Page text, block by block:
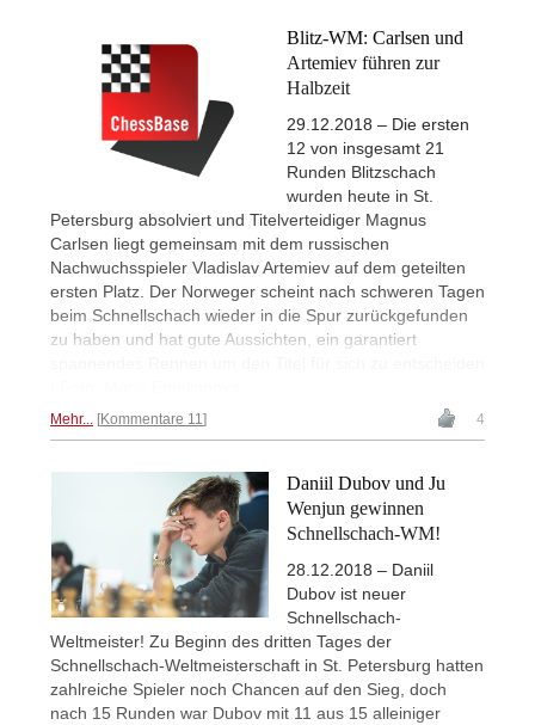
Blitz-WM: Carlsen und
Artemiev führen zur
Halbzeit
29.12.2018 – Die ersten
12 von insgesamt 21
Runden Blitzschach
wurden heute in St.
Petersburg absolviert und Titelverteidiger Magnus
Carlsen liegt gemeinsam mit dem russischen
Nachwuchsspieler Vladislav Artemiev auf dem geteilten
ersten Platz. Der Norweger scheint nach schweren Tagen
beim Schnellschach wieder in die Spur zurückgefunden
zu haben und hat gute Aussichten, ein garantiert
Mehr... Kommentare 11 4
Daniil Dubov und Ju
Wenjun gewinnen
Schnellschach-WM!
28.12.2018 – Daniil
Dubov ist neuer
Schnellschach-
Weltmeister! Zu Beginn des dritten Tages der
Schnellschach-Weltmeisterschaft in St. Petersburg hatten
zahlreiche Spieler noch Chancen auf den Sieg, doch
nach 15 Runden war Dubov mit 11 aus 15 alleiniger